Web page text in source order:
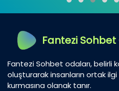
Fantezi Sohbet
Fantezi Sohbet odaları, belirli
oluşturarak insanların ortak
kurmasına olanak tanır.